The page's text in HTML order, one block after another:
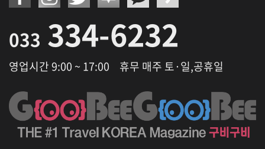
033 334-6232
영업시간 9:00 ~ 17:00 휴무 매주 토·일,공휴일